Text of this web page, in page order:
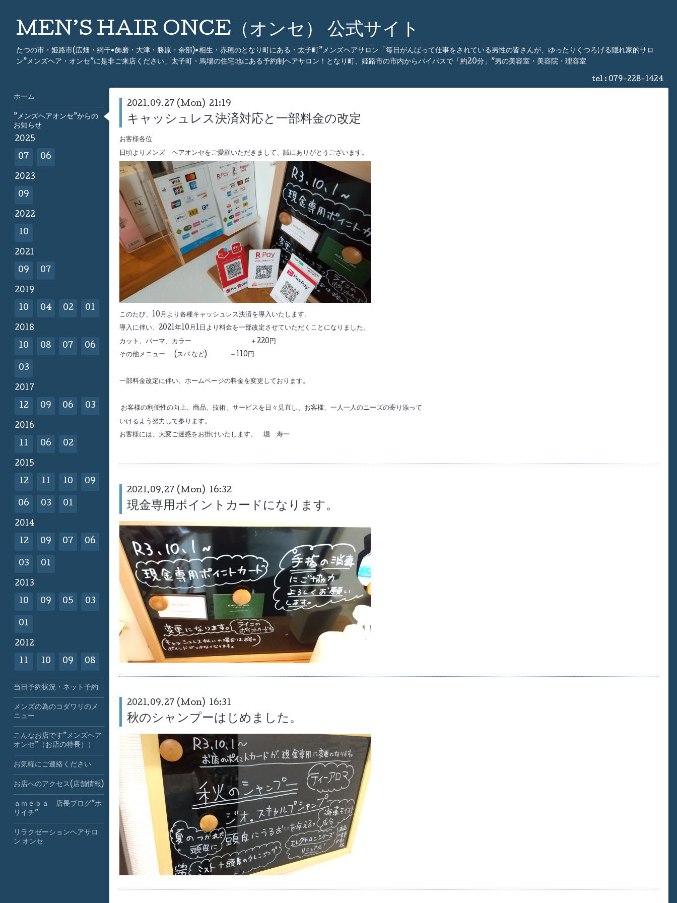
MEN’S HAIR ONCE（オンセ） 公式サイト
たつの市・姫路市(広畑・網干•飾磨・大津・勝原・余部)•相生・赤穂のとなり町にある・太子町”メンズヘアサロン「毎日がんばって仕事をされている男性の皆さんが、ゆったりくつろげる隠れ家的サロ
ン”メンズヘア・オンセ”に是非ご来店ください」太子町・馬場の住宅地にある予約制ヘアサロン！となり町、姫路市の市内からバイパスで「約20分」”男の美容室・美容院・理容室
tel : 079-228-1424
2021.09.27 (Mon) 21:19
キャッシュレス決済対応と一部料金の改定
お客様各位
日頃よりメンズ ヘアオンセをご愛顧いただきまして、誠にありがとうございます。
このたび、10月より各種キャッシュレス決済を導入いたします。
導入に伴い、2021年10月1日より料金を一部改定させていただくことになりました。
カット、パーマ、カラー ＋220円
その他メニュー (スパ など) ＋110円
一部料金改定に伴い、ホームページの料金を変更しております。
お客様の利便性の向上、商品、技術、サービスを日々見直し、お客様、一人一人のニーズの寄り添って
いけるよう努力して参ります。
お客様には、大変ご迷惑をお掛けいたします。 堀 寿一
2021.09.27 (Mon) 16:32
現金専用ポイントカードになります。
2021.09.27 (Mon) 16:31
秋のシャンプーはじめました。
ホーム
”メンズヘアオンセ”からの
お知らせ
2025
07 06
2023
09
2022
10
2021
09 07
2019
10 04 02 01
2018
10 08 07 06
03
2017
12 09 06 03
2016
11 06 02
2015
12 11 10 09
06 03 01
2014
12 09 07 06
03 01
2013
10 09 05 03
01
2012
11 10 09 08
当日予約状況・ネット予約
メンズの為のコダワリのメ
ニュー
こんなお店です”メンズヘア
オンセ”（お店の特長））
お気軽にご連絡ください
お店へのアクセス(店舗情報)
ａｍｅｂａ 店長ブログ”ホ
リイチ”
リラクゼーションヘアサロ
ン オンセ